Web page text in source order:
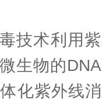
术利用紫
生物的
化紫外线